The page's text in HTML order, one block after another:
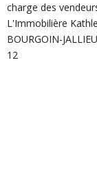
charge des
L'Immobilière
BOURGOIN-
12